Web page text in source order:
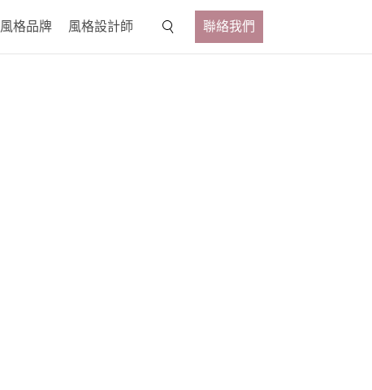
風格品牌 風格設計師 聯絡我們